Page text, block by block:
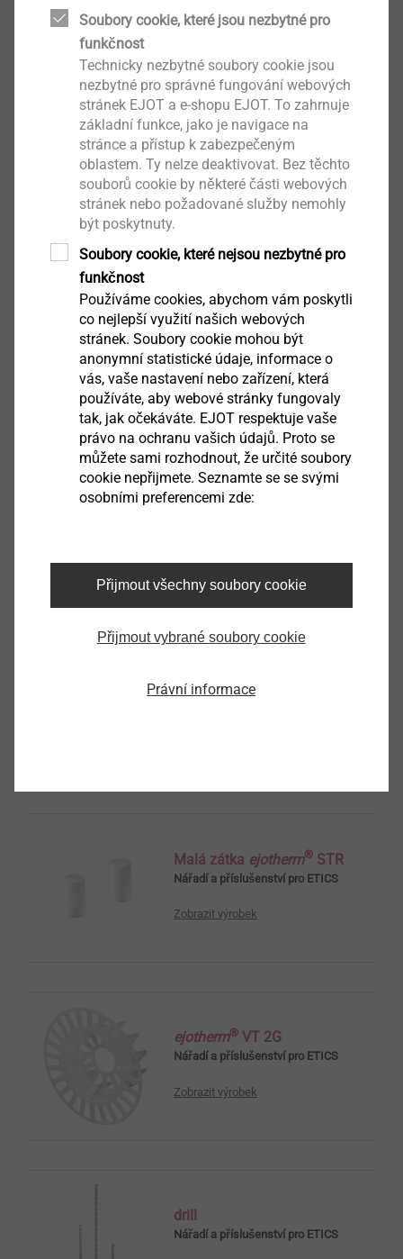
VT 90
Nářadí a příslušenství pro ETICS
Zobrazit výrobek
SBL 140 plus
Hmoždinky pro ETICS
Zobrazit výrobek
Zátkaejotherm
Zátka
Nářadí a příslušenství pro ETICS
Malá zátka ejotherm® STR
Nářadí a příslušenství pro ETICS
Zobrazit výrobek
ejotherm® VT 2G
Nářadí a příslušenství pro ETICS
Zobrazit výrobek
drill
Nářadí a příslušenství pro ETICS
Soubory cookie, které jsou nezbytné pro
funkčnost
Technicky nezbytné soubory cookie jsou
nezbytné pro správné fungování webových
stránek EJOT a e-shopu EJOT. To zahrnuje
základní funkce, jako je navigace na
stránce a přístup k zabezpečeným
oblastem. Ty nelze deaktivovat. Bez těchto
souborů cookie by některé části webových
stránek nebo požadované služby nemohly
být poskytnuty.
Soubory cookie, které nejsou nezbytné pro
funkčnost
Používáme cookies, abychom vám poskytli
co nejlepší využití našich webových
stránek. Soubory cookie mohou být
anonymní statistické údaje, informace o
vás, vaše nastavení nebo zařízení, která
používáte, aby webové stránky fungovaly
tak, jak očekáváte. EJOT respektuje vaše
právo na ochranu vašich údajů. Proto se
můžete sami rozhodnout, že určité soubory
cookie nepřijmete. Seznamte se se svými
osobními preferencemi zde:
Přijmout všechny soubory cookie
Přijmout vybrané soubory cookie
Právní informace